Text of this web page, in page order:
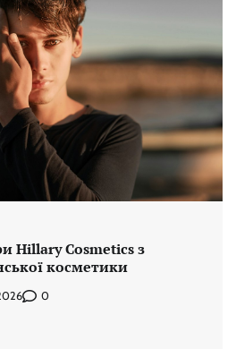
Hillary Cosmetics з
косметики
0